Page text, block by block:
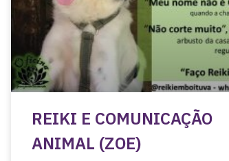
REIKI E COMUNICAÇÃO
ANIMAL (ZOE)